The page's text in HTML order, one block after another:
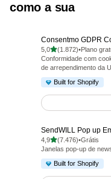
como a sua
Consentmo GDPR
5,0de 5 estrelas
(1.872)
1872 avaliações ao todo
•Plano
Conformidade com
de arrependimento da
Built for Shopify
SendWILL Pop up
4,9de 5 estrelas
(7.476)
7476 avaliações ao todo
•Grátis
Janelas pop-up de
Built for Shopify